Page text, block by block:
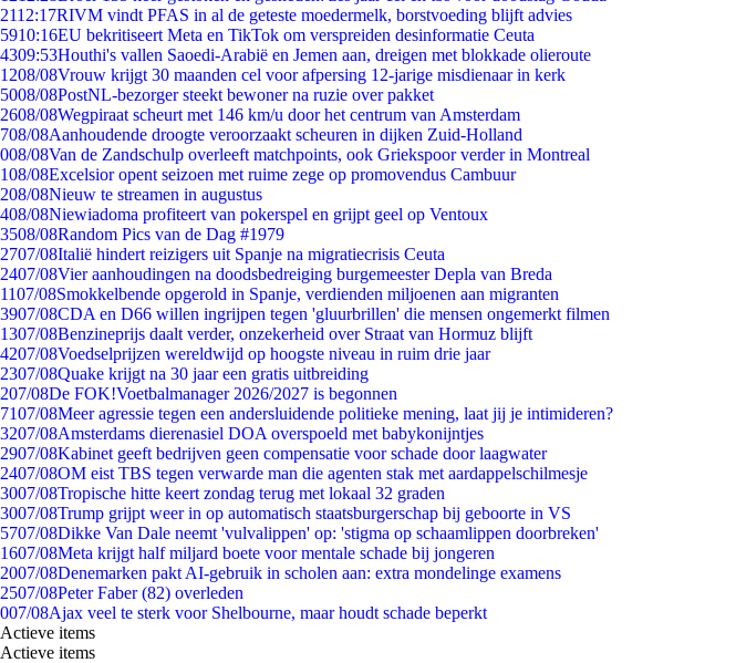
2112:17RIVM vindt PFAS in al de geteste moedermelk, borstvoeding blijft advies
5910:16EU bekritiseert Meta en TikTok om verspreiden desinformatie Ceuta
4309:53Houthi's vallen Saoedi-Arabië en Jemen aan, dreigen met blokkade olieroute
1208/08Vrouw krijgt 30 maanden cel voor afpersing 12-jarige misdienaar in kerk
5008/08PostNL-bezorger steekt bewoner na ruzie over pakket
2608/08Wegpiraat scheurt met 146 km/u door het centrum van Amsterdam
708/08Aanhoudende droogte veroorzaakt scheuren in dijken Zuid-Holland
008/08Van de Zandschulp overleeft matchpoints, ook Griekspoor verder in Montreal
108/08Excelsior opent seizoen met ruime zege op promovendus Cambuur
208/08Nieuw te streamen in augustus
408/08Niewiadoma profiteert van pokerspel en grijpt geel op Ventoux
3508/08Random Pics van de Dag #1979
2707/08Italië hindert reizigers uit Spanje na migratiecrisis Ceuta
2407/08Vier aanhoudingen na doodsbedreiging burgemeester Depla van Breda
1107/08Smokkelbende opgerold in Spanje, verdienden miljoenen aan migranten
3907/08CDA en D66 willen ingrijpen tegen 'gluurbrillen' die mensen ongemerkt filmen
1307/08Benzineprijs daalt verder, onzekerheid over Straat van Hormuz blijft
4207/08Voedselprijzen wereldwijd op hoogste niveau in ruim drie jaar
2307/08Quake krijgt na 30 jaar een gratis uitbreiding
207/08De FOK!Voetbalmanager 2026/2027 is begonnen
7107/08Meer agressie tegen een andersluidende politieke mening, laat jij je intimideren?
3207/08Amsterdams dierenasiel DOA overspoeld met babykonijntjes
2907/08Kabinet geeft bedrijven geen compensatie voor schade door laagwater
2407/08OM eist TBS tegen verwarde man die agenten stak met aardappelschilmesje
3007/08Tropische hitte keert zondag terug met lokaal 32 graden
3007/08Trump grijpt weer in op automatisch staatsburgerschap bij geboorte in VS
5707/08Dikke Van Dale neemt 'vulvalippen' op: 'stigma op schaamlippen doorbreken'
1607/08Meta krijgt half miljard boete voor mentale schade bij jongeren
2007/08Denemarken pakt AI-gebruik in scholen aan: extra mondelinge examens
2507/08Peter Faber (82) overleden
007/08Ajax veel te sterk voor Shelbourne, maar houdt schade beperkt
Actieve items
Actieve items